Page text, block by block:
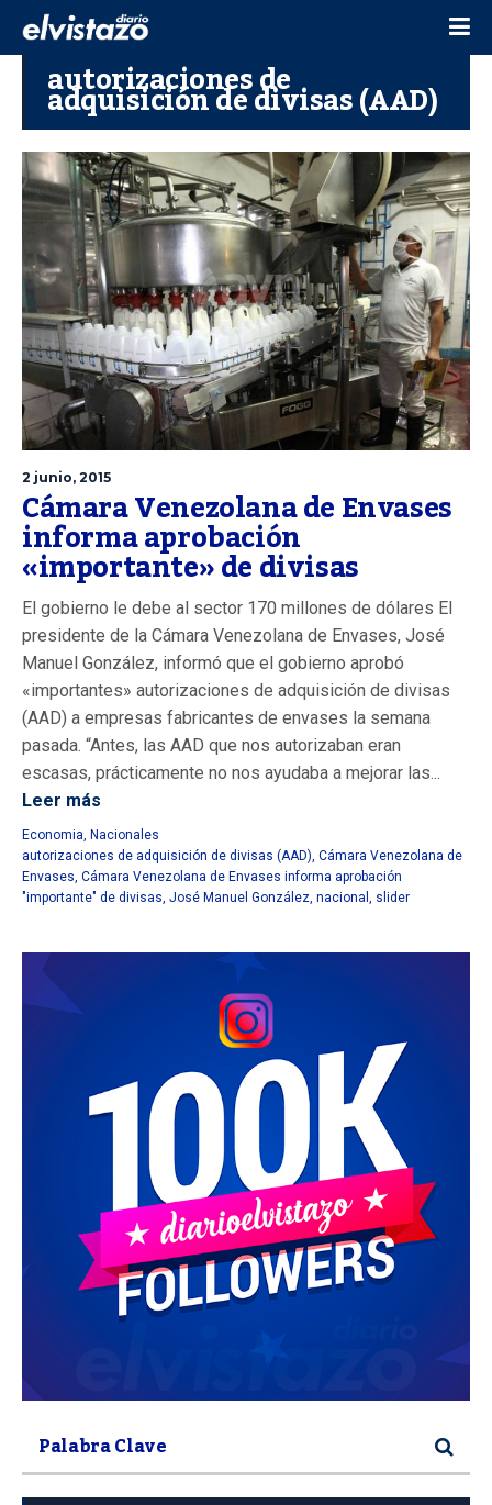
autorizaciones de
adquisición de divisas (AAD)
2 junio, 2015
Cámara Venezolana de Envases
informa aprobación
«importante» de divisas
El gobierno le debe al sector 170 millones de dólares El
presidente de la Cámara Venezolana de Envases, José
Manuel González, informó que el gobierno aprobó
«importantes» autorizaciones de adquisición de divisas
(AAD) a empresas fabricantes de envases la semana
pasada. “Antes, las AAD que nos autorizaban eran
escasas, prácticamente no nos ayudaba a mejorar las...
Leer más
Economia, Nacionales
autorizaciones de adquisición de divisas (AAD), Cámara Venezolana de
Envases, Cámara Venezolana de Envases informa aprobación
"importante" de divisas, José Manuel González, nacional , slider